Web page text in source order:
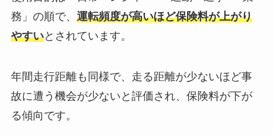
務」の順で、 運転頻度が高いほど保険料が上がり
やすいとされています。
年間走行距離も同様で、走る距離が少ないほど事
故に遭う機会が少ないと評価され、保険料が下が
る傾向です。